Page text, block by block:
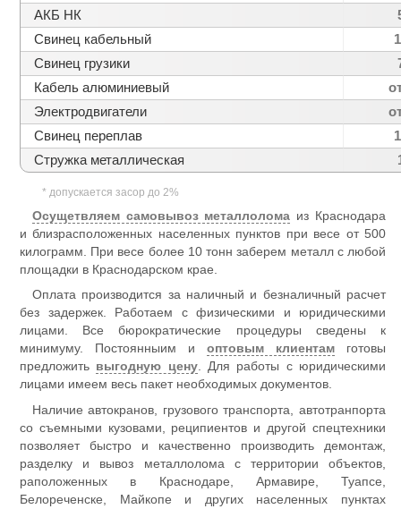
АКБ НК
Свинец кабельный
Свинец грузики
Кабель алюминиевый
Электродвигатели
Свинец переплав
Стружка металлическая
*допускается засор до 2%
Осущетвляем самовывоз металлолома из Краснодара
и близрасположенных населенных пунктов при весе от 500
килограмм. При весе более 10 тонн заберем металл с любой
площадки в Краснодарском крае.
Оплата производится за наличный и безналичный расчет
без задержек. Работаем с физическими и юридическими
лицами. Все бюрократические процедуры сведены к
минимуму. Постоянныим и оптовым клиентам готовы
предложить выгодную цену. Для работы с юридическими
лицами имеем весь пакет необходимых документов.
Наличие автокранов, грузового транспорта, автотранпорта
со съемными кузовами, реципиентов и другой спецтехники
позволяет быстро и качественно производить демонтаж,
разделку и вывоз металлолома с территории объектов,
раположенных в Краснодаре, Армавире, Туапсе,
Белореченске, Майкопе и других населенных пунктах